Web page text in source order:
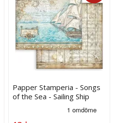
Papper Stamperia - Songs
of the Sea - Sailing Ship